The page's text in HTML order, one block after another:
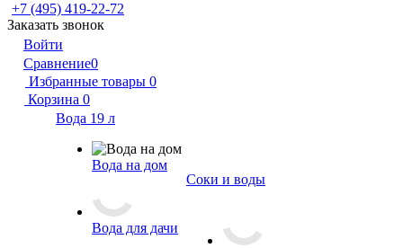
+7 (495) 419-22-72
Заказать звонок
Войти
Сравнение0
Избранные товары 0
Корзина 0
Вода 19 л
Вода на дом
Вода для дачи
Соки и воды